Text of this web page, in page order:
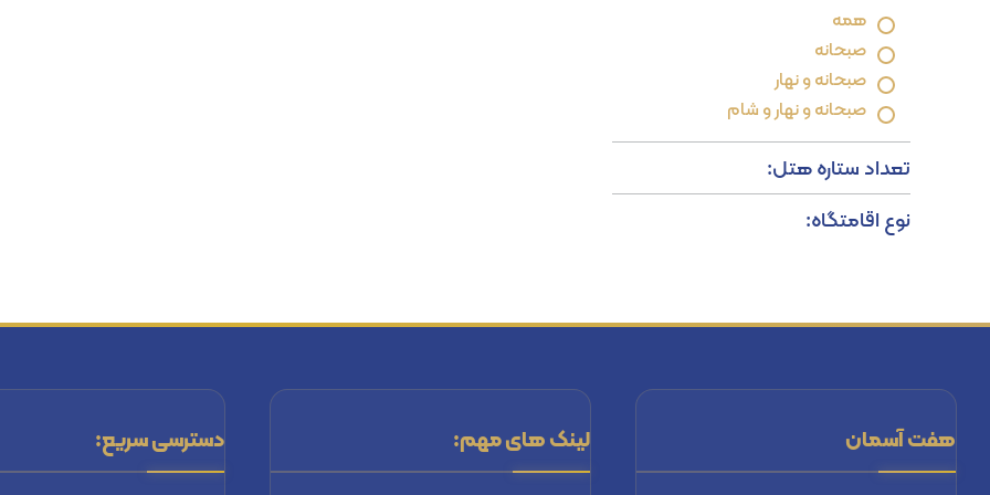
همه
صبحانه
صبحانه و نهار
صبحانه و نهار و شام
تعداد ستاره هتل:
نوع اقامتگاه:
هفت آسمان لینک های مهم: دسترسی سریع: